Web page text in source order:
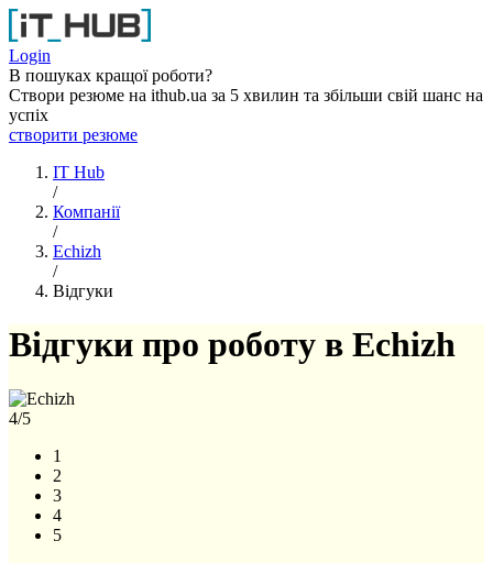
Перейти до основного вмісту
Login
В пошуках кращої роботи?
Створи резюме на ithub.ua за 5 хвилин та збільши свій шанс на
успіх
створити резюме
IT Hub
/
Компанії
/
Echizh
/
Відгуки
Відгуки про роботу в Echizh
4/5
1
2
3
4
5